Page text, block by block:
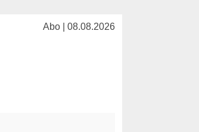
Abo | 08.08.2026